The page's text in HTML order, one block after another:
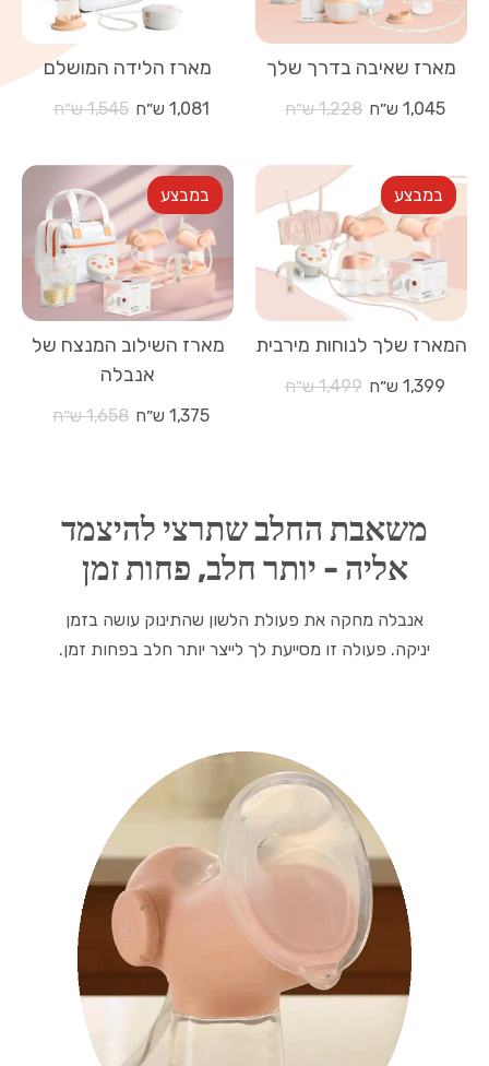
שימוש בחזיית שאיבה לשאיבה דו-צדדית עם אנבלה
מרכז הידע
טיפים וטריקים לשאיבה
מארז שאיבה בדרך שלך
1,045 ש״ח
מחיר
1,228 ש״ח
מארז הלידה המושלם
1,081 ש״ח
מחיר
1,545 ש״ח
המארז שלך לנוחות מירבית
1,399 ש״ח
מחיר
1,499 ש״ח
במבצע
מארז השילוב המנצח של
אנבלה
1,375 ש״ח
מחיר
1,658 ש״ח
במבצע
משאבת החלב שתרצי להיצמד
אליה - יותר חלב, פחות זמן
אנבלה מחקה את פעולת הלשון שהתינוק עושה בזמן
יניקה. פעולה זו מסייעת לך לייצר יותר חלב בפחות זמן.